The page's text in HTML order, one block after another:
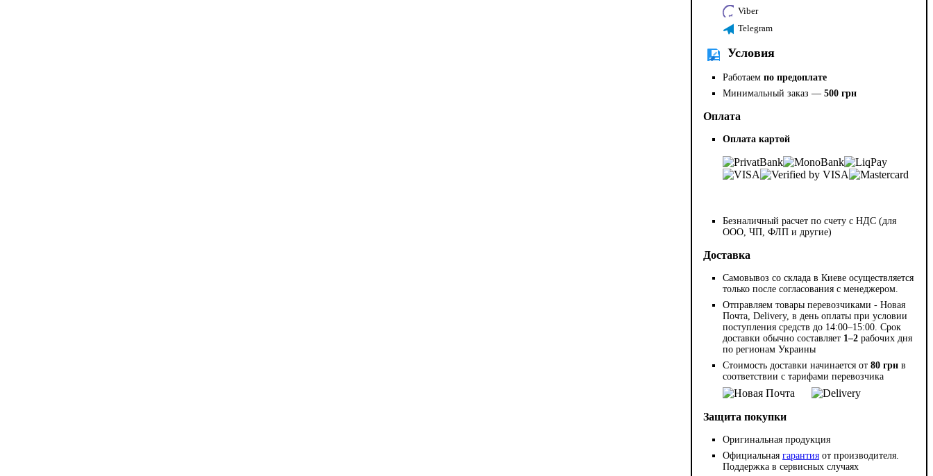
Viber
Telegram
Условия
Работаемпо предоплате
Минимальный заказ —500 грн
Оплата
Оплата картой
Безналичный расчет по счету с НДС (для
ООО, ЧП, ФЛП и другие)
Доставка
Самовывоз со склада в Киеве осуществляется
только после согласования с менеджером.
Отправляем товары перевозчиками - Новая
Почта, Delivery, в день оплаты при условии
поступления средств до 14:00–15:00. Срок
доставки обычно составляет 1–2 рабочих дня
по регионам Украины
Стоимость доставки начинается от80 грн в
соответствии с тарифами перевозчика
Защита покупки
Оригинальная продукция
Официальнаягарантия от производителя.
Поддержка в сервисных случаях